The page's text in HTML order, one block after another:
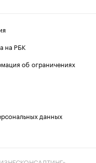
на РБК
об ограничениях
данных